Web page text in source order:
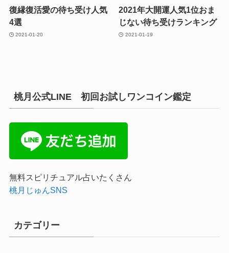
復縁復活愛の待ち受け人気
4選
2021-01-20
2021年大開運人気1位おま
じない待ち受けランキング
2021-01-19
桃月公式LINE 初回お試しワンコイン鑑定
無料スピリチュアル占いたくさん
桃月じゅんSNS
カテゴリー